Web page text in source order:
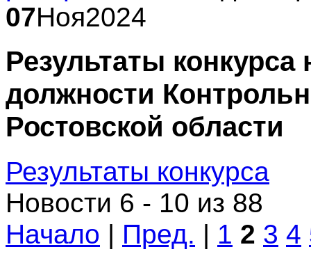
07Ноя2024
Результаты
должности
Ростовской области
Результаты конкурса
Новости 6 - 10 из 88
Начало | Пред. | 1 2 3 4